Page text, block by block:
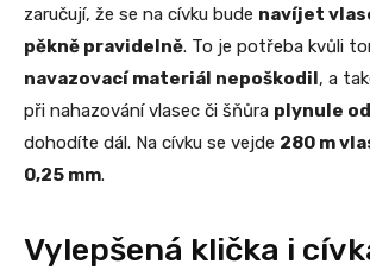
zaručují, že se na cívku bude navíjet
pěkně pravidelně. To je potřeba kvůli
navazovací materiál nepoškodil, a
při nahazování vlasec či šňůra plynule
dohodíte dál. Na cívku se vejde 280 m
0,25 mm.
Vylepšená klička i